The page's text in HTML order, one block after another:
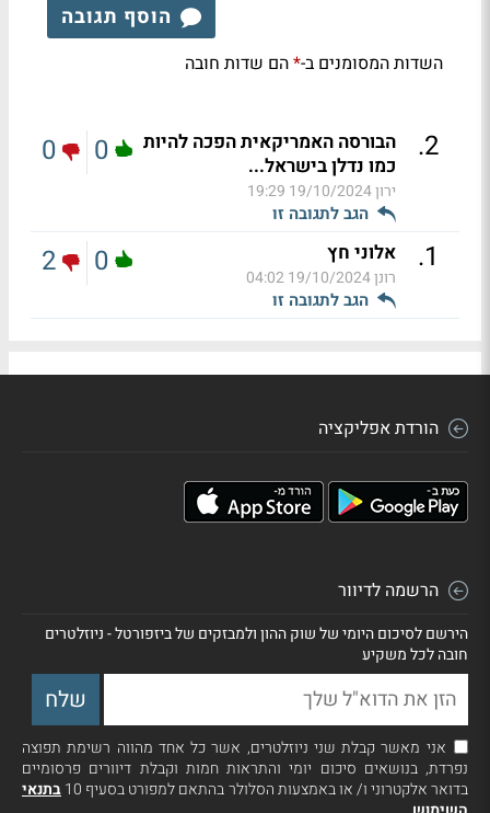
הוסף תגובה
השדות המסומנים ב-*הם שדות חובה
2
.
הבורסה האמריקאית הפכה להיות
כמו נדלן בישראל...
ירון19/10/2024 19:29
הגב לתגובה זו
0
0
1
. אלוני חץ
רונן19/10/2024 04:02
הגב לתגובה זו
0
2
הורדת אפליקציה
הרשמה לדיוור
הירשם לסיכום היומי של שוק ההון ולמבזקים של ביזפורטל - ניוזלטרים
חובה לכל משקיע
אני מאשר קבלת שני ניוזלטרים, אשר כל אחד מהווה רשימת תפוצה
נפרדת, בנושאים סיכום יומי והתראות חמות וקבלת דיוורים פרסומיים
בדואר אלקטרוני ו/ או באמצעות הסלולר בהתאם למפורט בסעיף 10
בתנאי